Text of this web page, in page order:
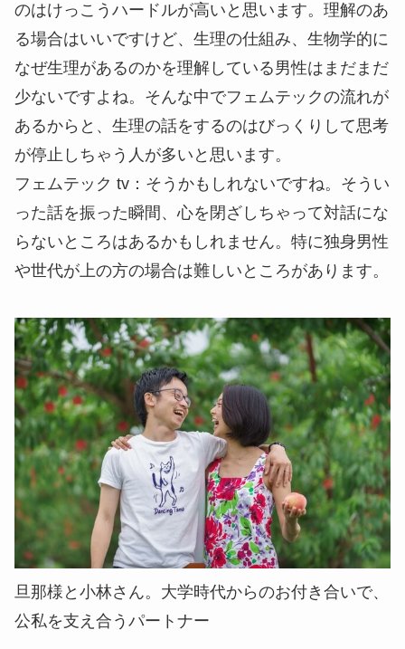
のはけっこうハードルが高いと思います。理解のあ
る場合はいいですけど、生理の仕組み、生物学的に
なぜ生理があるのかを理解している男性はまだまだ
少ないですよね。そんな中でフェムテックの流れが
あるからと、生理の話をするのはびっくりして思考
が停止しちゃう人が多いと思います。
フェムテック tv ：そうかもしれないですね。そうい
った話を振った瞬間、心を閉ざしちゃって対話にな
らないところはあるかもしれません。特に独身男性
や世代が上の方の場合は難しいところがあります。
旦那様と小林さん。大学時代からのお付き合いで、
公私を支え合うパートナー